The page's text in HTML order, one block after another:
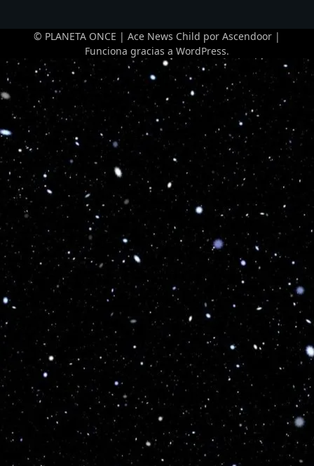
© PLANETA ONCE | Ace News Child por Ascendoor |
Funciona gracias a WordPress.